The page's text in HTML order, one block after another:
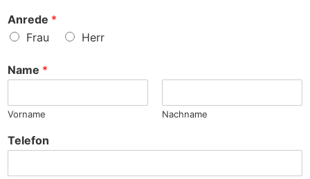
S
a
c
e
d
e
n
Anrede *
Frau
Herr
Name *
Vorname Nachname
Telefon